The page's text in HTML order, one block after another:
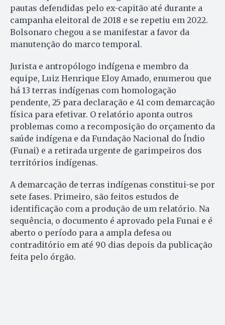
pautas defendidas pelo ex-capitão até durante a
campanha eleitoral de 2018 e se repetiu em 2022.
Bolsonaro chegou a se manifestar a favor da
manutenção do marco temporal.
Jurista e antropólogo indígena e membro da
equipe, Luiz Henrique Eloy Amado, enumerou que
há 13 terras indígenas com homologação
pendente, 25 para declaração e 41 com demarcação
física para efetivar. O relatório aponta outros
problemas como a recomposição do orçamento da
saúde indígena e da Fundação Nacional do Índio
(Funai) e a retirada urgente de garimpeiros dos
territórios indígenas.
A demarcação de terras indígenas constitui-se por
sete fases. Primeiro, são feitos estudos de
identificação com a produção de um relatório. Na
sequência, o documento é aprovado pela Funai e é
aberto o período para a ampla defesa ou
contraditório em até 90 dias depois da publicação
feita pelo órgão.